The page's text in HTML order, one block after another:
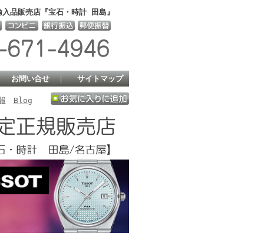
品販売店『宝石・時計 田島』
お問い合せ ｜ サイトマップ
Blog